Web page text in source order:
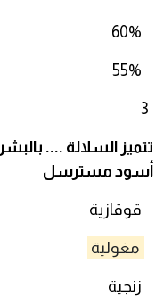
3
تتميز السلالة ....
أسود مسترسل
قوقازية
مغولية
زنجية